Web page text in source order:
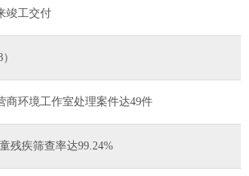
竣工交付
商环境工作室处理案件达49件
残疾筛查率达99.24%